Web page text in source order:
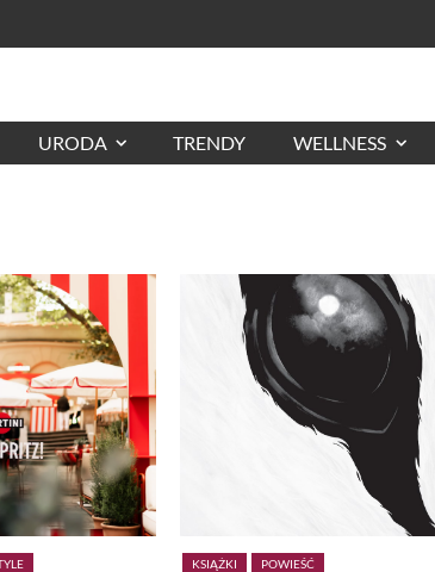
URODA TRENDY WELLNESS
KSIĄŻKI POWIEŚĆ